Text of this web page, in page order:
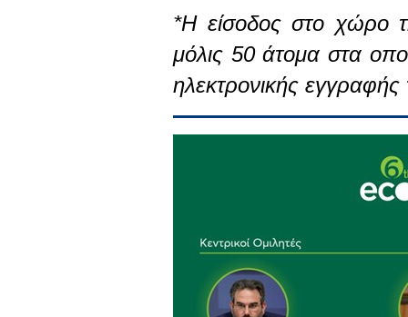
*Η είσοδος στο χώρο
μόλις 50 άτομα στα
ηλεκτρονικής εγγραφής